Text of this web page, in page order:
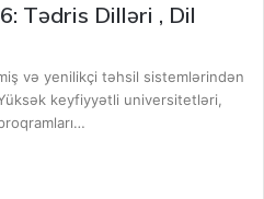
Tədris Dilləri , Dil
və yenilikçi təhsil sistemlərindən
keyfiyyətli universitetləri,